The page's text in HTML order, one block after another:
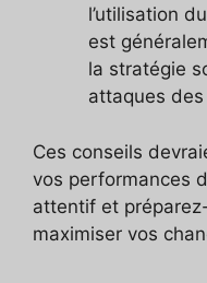
l’utilisation
est
la stratégie
attaques
Ces conseils
vos performances
attentif et
maximiser vos